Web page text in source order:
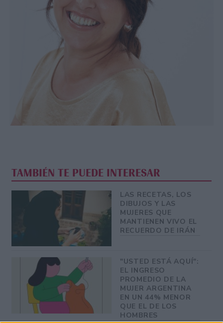
TAMBIÉN TE PUEDE INTERESAR
LAS RECETAS, LOS
DIBUJOS Y LAS
MUJERES QUE
MANTIENEN VIVO EL
RECUERDO DE IRÁN
"USTED ESTÁ AQUÍ":
EL INGRESO
PROMEDIO DE LA
MUJER ARGENTINA
EN UN 44% MENOR
QUE EL DE LOS
HOMBRES